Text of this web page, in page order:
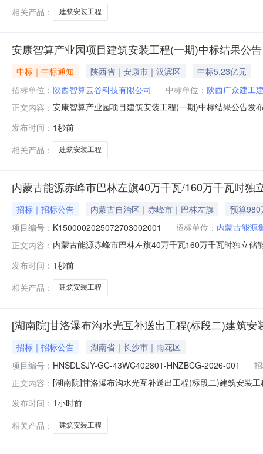
相关产品：
建筑安装工程
安康智算产业园项目建筑安装工程(一期)中标结果公告
中标｜中标通知 陕西省｜安康市｜汉滨区
中标5.23亿元
招标单位： 陕西智算云谷科技有限公司 中标单位： 陕西广众建工
正文内容： 安康智算产业园项目建筑安装工程(一期)中标结果公告发
15594500077招标代理机构陕西智喆建设项目管理有限
开标地
发布时间： 1秒前
相关产品：
建筑安装工程
内蒙古能源赤峰市巴林左旗40万千瓦/160万千瓦时
招标｜招标公告 内蒙古自治区｜赤峰市｜巴林左旗
预算980
项目编号： K1500002025072703002001 招标单位： 内蒙古能源
正文内容： 内蒙古能源赤峰市巴林左旗40万千瓦160万千瓦时独立
况与招标范围2.1招标项目名称：内蒙古能源赤峰市巴林
境内2.3招标规模：2
发布时间： 1秒前
相关产品：
建筑安装工程
[湖南院]甘洛瀑布沟水光互补送出工程(标段二)建筑安
招标｜招标公告
湖南省｜长沙市｜雨花区
项目编号： HNSDLSJY-GC-43WC402801-HNZBCG-2026-001
正文内容： [湖南院]甘洛瀑布沟水光互补送出工程(标段二)建筑安装
发电项目220千伏送出工程(标段二)EPC总承包项目项目
发布时间： 1小时前
相关产品：
建筑安装工程